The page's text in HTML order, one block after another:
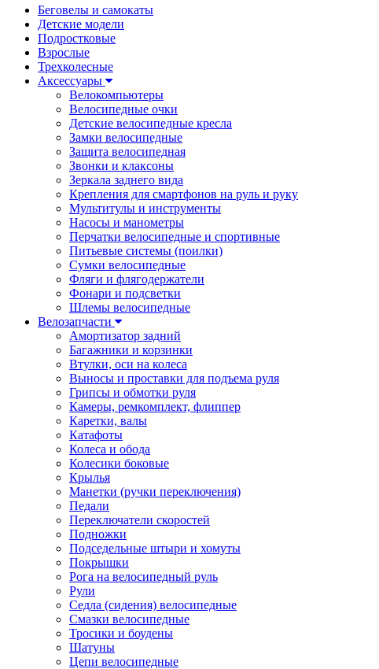
Беговелы и самокаты
Детские модели
Подростковые
Взрослые
Трехколесные
Аксессуары
Велокомпьютеры
Велосипедные очки
Детские велосипедные кресла
Замки велосипедные
Защита велосипедная
Звонки и клаксоны
Зеркала заднего вида
Крепления для смартфонов на руль и руку
Мультитулы и инструменты
Насосы и манометры
Перчатки велосипедные и спортивные
Питьевые системы (поилки)
Сумки велосипедные
Фляги и флягодержатели
Фонари и подсветки
Шлемы велосипедные
Велозапчасти
Амортизатор задний
Багажники и корзинки
Втулки, оси на колеса
Выносы и проставки для подъема руля
Грипсы и обмотки руля
Камеры, ремкомплект, флиппер
Каретки, валы
Катафоты
Колеса и обода
Колесики боковые
Крылья
Манетки (ручки переключения)
Педали
Переключатели скоростей
Подножки
Подседельные штыри и хомуты
Покрышки
Рога на велосипедный руль
Рули
Седла (сидения) велосипедные
Смазки велосипедные
Тросики и боудены
Шатуны
Цепи велосипедные